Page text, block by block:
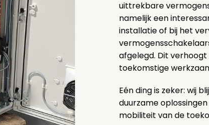
uittrekbare
namelijk een
installatie of bij het
afgelegd. Dit
toekomstige
Eén ding is zeker: wij
duurzame
mobiliteit van de